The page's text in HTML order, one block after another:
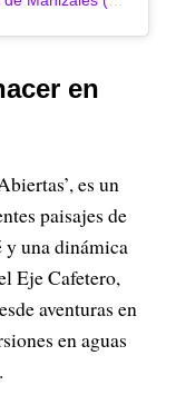
en
es un
paisajes de
y una dinámica
Eje Cafetero,
aventuras en
en aguas